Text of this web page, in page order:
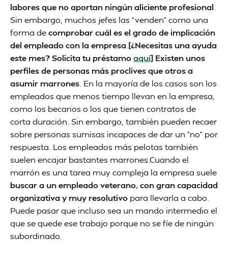
labores que no aportan ningún aliciente profesional
Sin embargo, muchos jefes las “venden” como una
forma decomprobar cuál es el grado de implicación
del empleado con la empresa [¿Necesitas una ayuda
este mes? Solicita tu préstamoaquí] Existen unos
perfiles de personas más proclives que otros a
asumir marrones . En la mayoría de los casos son los
empleados que menos tiempo llevan en la empresa,
como los becarios o los que tienen contratos de
corta duración. Sin embargo, también pueden recaer
sobre personas sumisas incapaces de dar un “no” por
respuesta. Los empleados más pelotas también
suelen encajar bastantes marrones.Cuando el
marrón es una tarea muy compleja la empresa suele
buscar a un empleado veterano, con gran capacidad
organizativa y muy resolutivo para llevarla a cabo.
Puede pasar que incluso sea un mando intermedio el
que se quede ese trabajo porque no se fíe de ningún
subordinado.